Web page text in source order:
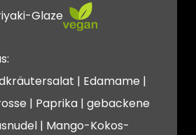
Glaze
| Edamame |
| Paprika | gebackene
| Mango-Kokos-